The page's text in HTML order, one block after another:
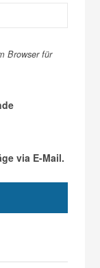
Browser für
via E-Mail.